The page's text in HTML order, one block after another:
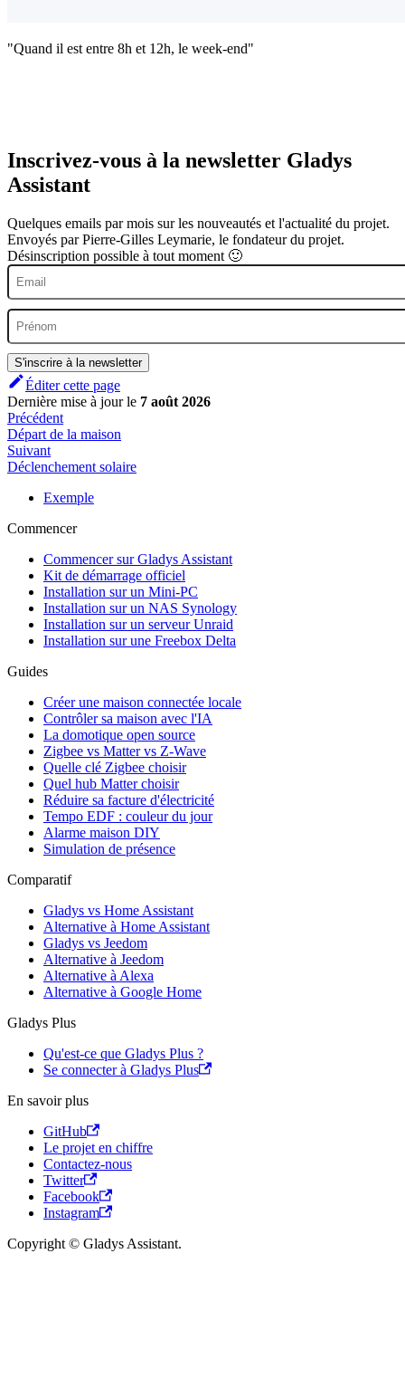
"Quand il est entre 8h et 12h, le week-end"
Inscrivez-vous à la newsletter Gladys
Assistant
Quelques emails par mois sur les nouveautés et l'actualité du projet.
Envoyés par Pierre-Gilles Leymarie, le fondateur du projet.
Désinscription possible à tout moment 🙂
S'inscrire à la newsletter
Éditer cette page
Dernière mise à jourle 7 août 2026
Précédent
Départ de la maison
Suivant
Déclenchement solaire
Exemple
Commencer
Commencer sur Gladys Assistant
Kit de démarrage officiel
Installation sur un Mini-PC
Installation sur un NAS Synology
Installation sur un serveur Unraid
Installation sur une Freebox Delta
Guides
Créer une maison connectée locale
Contrôler sa maison avec l'IA
La domotique open source
Zigbee vs Matter vs Z-Wave
Quelle clé Zigbee choisir
Quel hub Matter choisir
Réduire sa facture d'électricité
Tempo EDF : couleur du jour
Alarme maison DIY
Simulation de présence
Comparatif
Gladys vs Home Assistant
Alternative à Home Assistant
Gladys vs Jeedom
Alternative à Jeedom
Alternative à Alexa
Alternative à Google Home
Gladys Plus
Qu'est-ce que Gladys Plus ?
Se connecter à Gladys Plus
En savoir plus
GitHub
Le projet en chiffre
Contactez-nous
Twitter
Facebook
Instagram
Copyright © Gladys Assistant.